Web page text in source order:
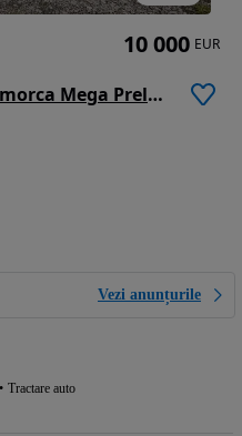
Schmitz Cargobull Semiremorca Mega Prelata
Vezi anunțurile
Tractare auto
10 000 EUR